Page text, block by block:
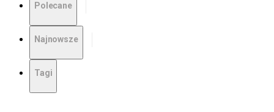
Polecane
Najnowsze
Tagi